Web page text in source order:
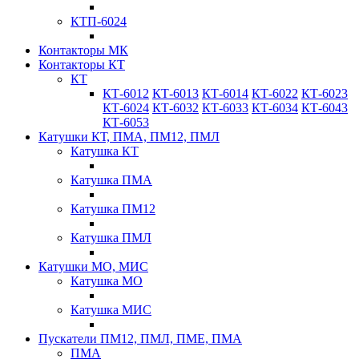
КТП-6024
Контакторы МК
Контакторы КТ
КТ
КТ-6012 КТ-6013 КТ-6014 КТ-6022 КТ-6023
КТ-6024 КТ-6032 КТ-6033 КТ-6034 КТ-6043
КТ-6053
Катушки КТ, ПМА, ПМ12, ПМЛ
Катушка КТ
Катушка ПМА
Катушка ПМ12
Катушка ПМЛ
Катушки МО, МИС
Катушка МО
Катушка МИС
Пускатели ПМ12, ПМЛ, ПМЕ, ПМА
ПМА